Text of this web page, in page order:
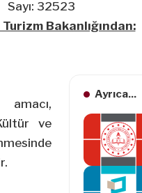
Sayı: 32523
Bakanlığından:
Ayrıca...
ve